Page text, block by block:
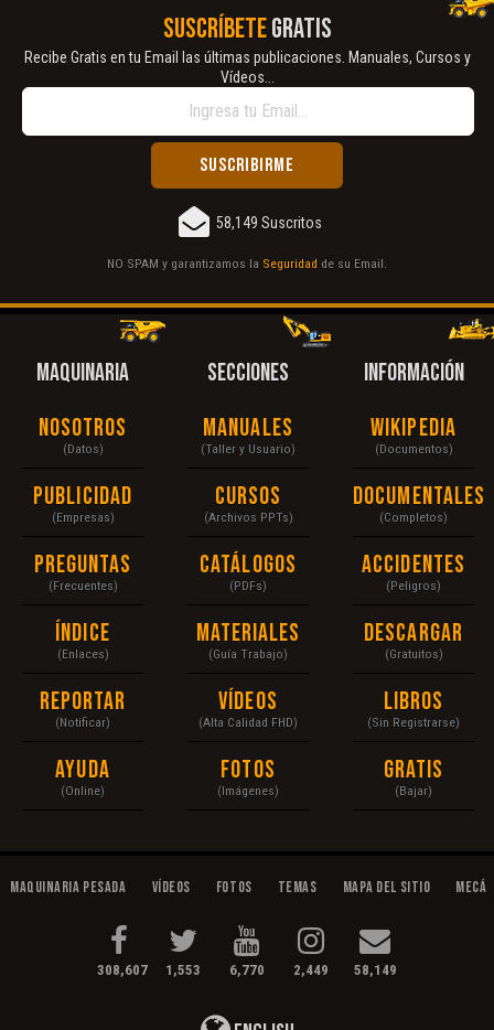
SUSCRÍBETEGRATIS
Recibe Gratis en tu Email las últimas publicaciones. Manuales, Cursos y
Vídeos...
58,149 Suscritos
NO SPAM y garantizamos la Seguridad de su Email.
MAQUINARIA
Nosotros
(Datos)
Publicidad
(Empresas)
Preguntas
(Frecuentes)
Índice
(Enlaces)
Reportar
(Notificar)
Ayuda
(Online)
SECCIONES
Manuales
(Taller y Usuario)
Cursos
(Archivos PPTs)
Catálogos
(PDFs)
Materiales
(Guía Trabajo)
Vídeos
(Alta Calidad FHD)
Fotos
(Imágenes)
INFORMACIÓN
Wikipedia
(Documentos)
Documentales
(Completos)
Accidentes
(Peligros)
Descargar
(Gratuitos)
Libros
(Sin Registrarse)
Gratis
(Bajar)
Maquinaria Pesada Vídeos Fotos Temas Mapa del Sitio
308,607 1,553 6,770 2,449 58,149